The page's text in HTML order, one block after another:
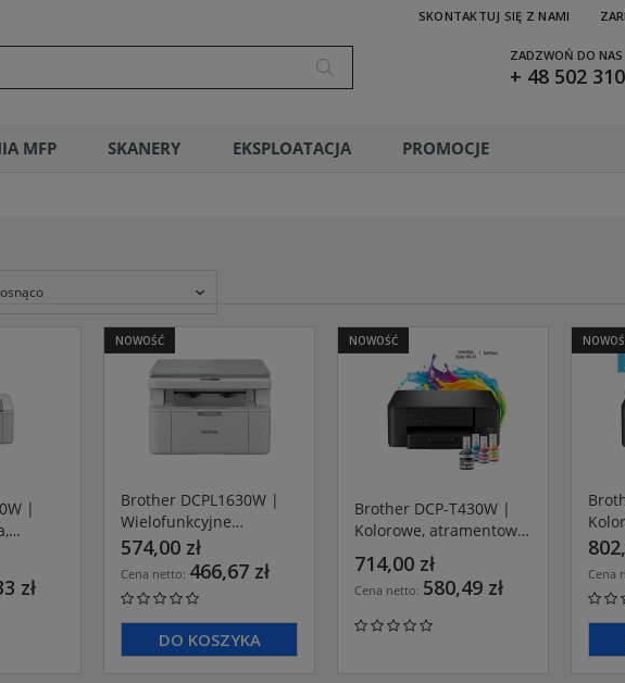
SKONTAKTUJ SIĘ Z NAMI
ZADZWOŃ DO NAS
+ 48 502
MFP SKANERY EKSPLOATACJA PROMOCJE
|
A4
zł
Brother DCPL1630W |
Wielofunkcyjne
urządzenie laserowe
mono A4 z WiFi
574,00 zł
Cena netto: 466,67 zł
DO KOSZYKA
NOWOŚĆ
Brother DCP-T430W |
Kolorowe, atramentowe
urządzenie
wielofumkcyjne A4 z
WiFi
714,00 zł
Cena netto: 580,49 zł
NOWOŚĆ
Cena